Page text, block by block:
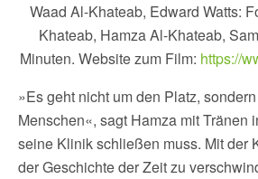
Waad Al-Khateab, Edward Watts:
Khateab, Hamza Al-Khateab,
Minuten. Website zum Film: https://
»Es geht nicht um den Platz,
Menschen«, sagt Hamza mit Tränen
seine Klinik schließen muss. Mit der
der Geschichte der Zeit zu